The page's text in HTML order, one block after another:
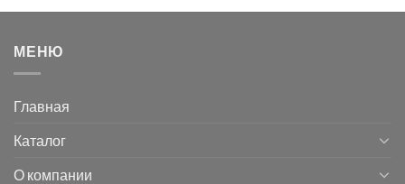
МЕНЮ
Главная
Каталог
О компании